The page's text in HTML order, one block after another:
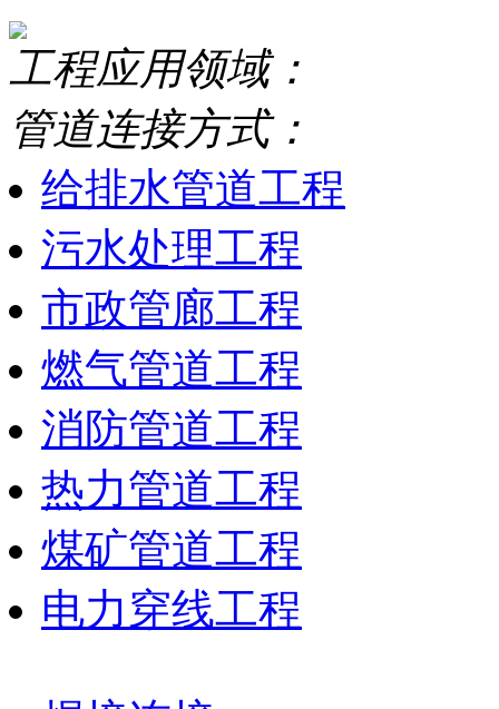
工程应用领域：
管道连接方式：
给排水管道工程
污水处理工程
市政管廊工程
燃气管道工程
消防管道工程
热力管道工程
煤矿管道工程
电力穿线工程